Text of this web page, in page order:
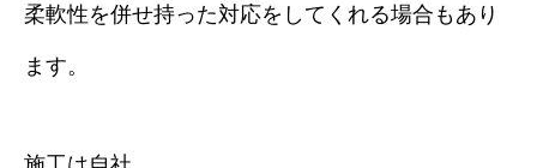
柔軟性を併せ持った対応をしてくれる場合もあり
ます。